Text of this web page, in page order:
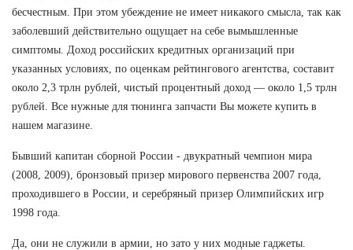
бесчестным. При этом убеждение не имеет никакого смысла, так как
заболевший действительно ощущает на себе вымышленные
симптомы. Доход российских кредитных организаций при
указанных условиях, по оценкам рейтингового агентства, составит
около 2,3 трлн рублей, чистый процентный доход — около 1,5 трлн
рублей. Все нужные для тюнинга запчасти Вы можете купить в
нашем магазине.
Бывший капитан сборной России - двукратный чемпион мира
(2008, 2009), бронзовый призер мирового первенства 2007 года,
проходившего в России, и серебряный призер Олимпийских игр
1998 года.
Да, они не служили в армии, но зато у них модные гаджеты.